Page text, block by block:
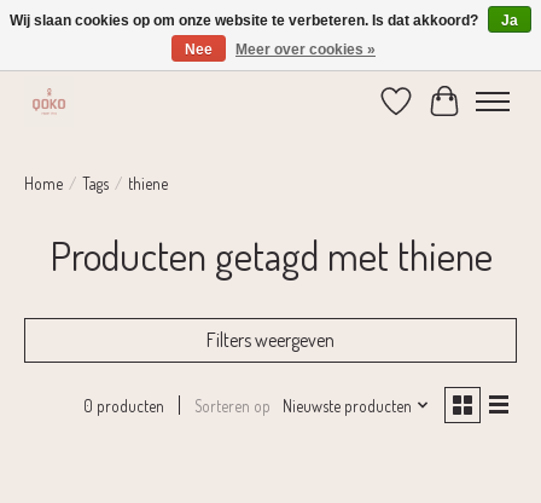
Verzending 1-2 dagen | Gratis verzending vanaf € 75,-
Verlanglijst
Home / Tags / thiene
Producten getagd met thiene
Filters weergeven
0 producten Sorteren op Nieuwste producten
Wij slaan cookies op om onze website te verbeteren. Is dat akkoord?
Ja
Nee
Meer over cookies »